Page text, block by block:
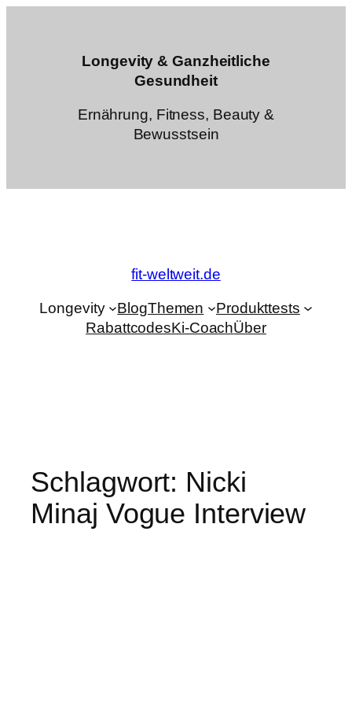
Longevity & Ganzheitliche
Gesundheit
Ernährung, Fitness, Beauty &
Bewusstsein
fit-weltweit.de
Longevity BlogThemen
Produkttests
RabattcodesKi-CoachÜber
Schlagwort: Nicki
Minaj Vogue Interview